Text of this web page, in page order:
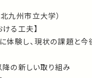
九州市立大学）
ける工夫】
体験し、現状の課題と
の新しい取り組み